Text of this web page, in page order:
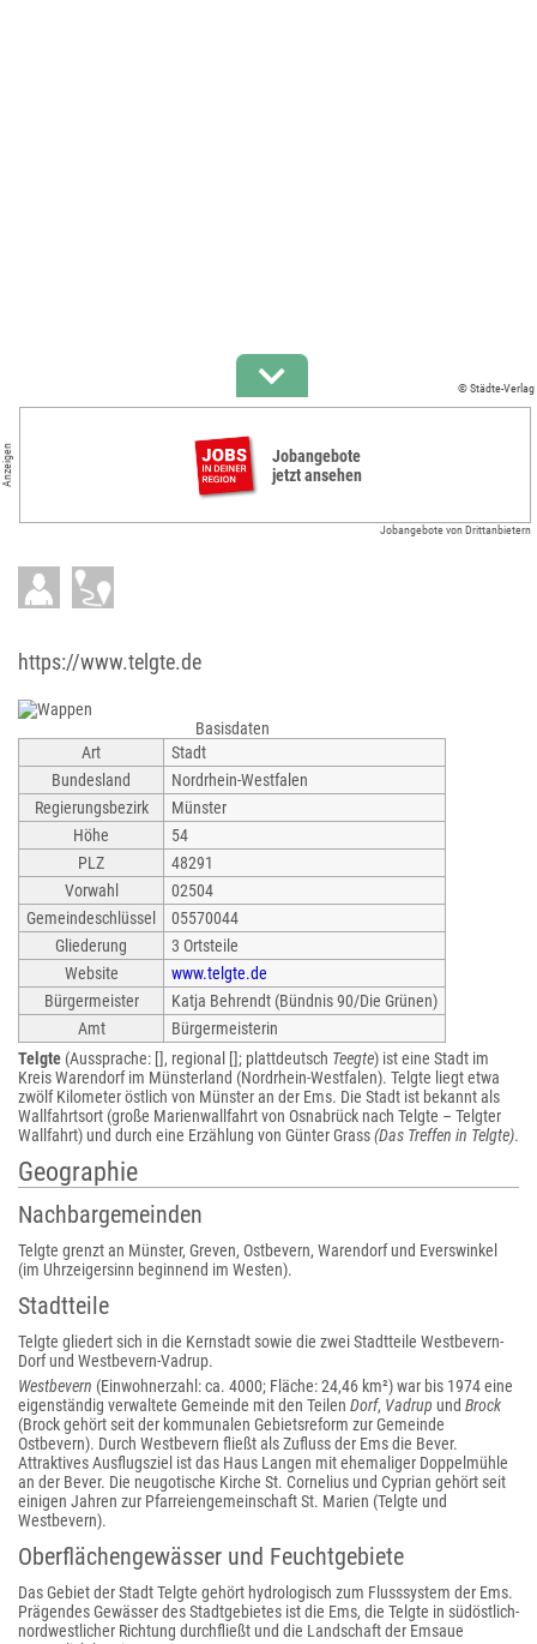
© Städte-Verlag
Anzeigen
Jobangebote
jetzt ansehen
Jobangebote von Drittanbietern
https://www.telgte.de
Basisdaten
Art
Stadt
Bundesland
Nordrhein-Westfalen
Regierungsbezirk
Münster
Höhe
54
PLZ
48291
Vorwahl
02504
Gemeindeschlüssel
05570044
Gliederung
3 Ortsteile
Website
www.telgte.de
Bürgermeister
Katja Behrendt (Bündnis 90/Die Grünen)
Amt
Bürgermeisterin
Telgte (Aussprache: [], regional []; plattdeutsch Teegte) ist eine Stadt im
Kreis Warendorf im Münsterland (Nordrhein-Westfalen). Telgte liegt etwa
zwölf Kilometer östlich von Münster an der Ems. Die Stadt ist bekannt als
Wallfahrtsort (große Marienwallfahrt von Osnabrück nach Telgte – Telgter
Wallfahrt) und durch eine Erzählung von Günter Grass(Das Treffen in Telgte).
Geographie
Nachbargemeinden
Telgte grenzt an Münster, Greven, Ostbevern, Warendorf und Everswinkel
(im Uhrzeigersinn beginnend im Westen).
Stadtteile
Telgte gliedert sich in die Kernstadt sowie die zwei Stadtteile Westbevern-
Dorf und Westbevern-Vadrup.
Westbevern (Einwohnerzahl: ca. 4000; Fläche: 24,46 km²) war bis 1974 eine
eigenständig verwaltete Gemeinde mit den Teilen Dorf, Vadrup und Brock
(Brock gehört seit der kommunalen Gebietsreform zur Gemeinde
Ostbevern). Durch Westbevern fließt als Zufluss der Ems die Bever.
Attraktives Ausflugsziel ist das Haus Langen mit ehemaliger Doppelmühle
an der Bever. Die neugotische Kirche St. Cornelius und Cyprian gehört seit
einigen Jahren zur Pfarreiengemeinschaft St. Marien (Telgte und
Westbevern).
Oberflächengewässer und Feuchtgebiete
Das Gebiet der Stadt Telgte gehört hydrologisch zum Flusssystem der Ems.
Prägendes Gewässer des Stadtgebietes ist die Ems, die Telgte in südöstlich-
nordwestlicher Richtung durchfließt und die Landschaft der Emsaue